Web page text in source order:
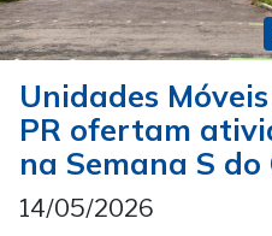
Unidades
PR ofertam
na Semana S do
14/05/2026